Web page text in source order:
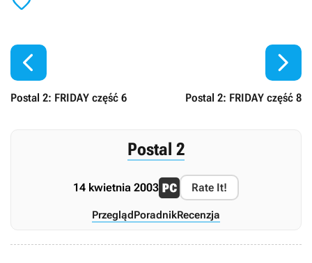

Postal 2: FRIDAY część 6 Postal 2: FRIDAY część 8

Postal 2
14 kwietnia 2003 Rate It!
PrzeglądPoradnikRecenzja